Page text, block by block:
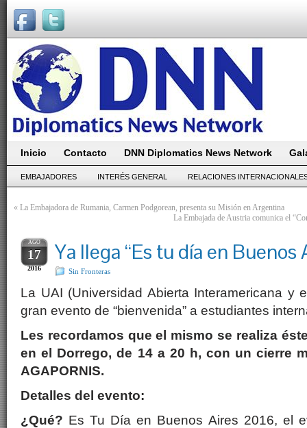
Inicio Contacto DNN Diplomatics News Network
EMBAJADORES INTERÉS GENERAL RELACIONES
« La Embajadora de Rumania, Carmen Podgorean, presenta su Misión en Argentina
La Embajada de Austria comunica el
AGO
17
2016
Ya llega “Es tu día en Buenos
Sin Fronteras
La UAI (Universidad Abierta Interamericana y
gran evento de “bienvenida” a estudiantes
Les recordamos que el mismo se realiza
en el Dorrego, de 14 a 20 h, con un cierre
AGAPORNIS.
Detalles del evento:
¿Qué? Es Tu Día en Buenos Aires 2016, el